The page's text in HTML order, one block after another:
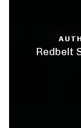
Redbelt